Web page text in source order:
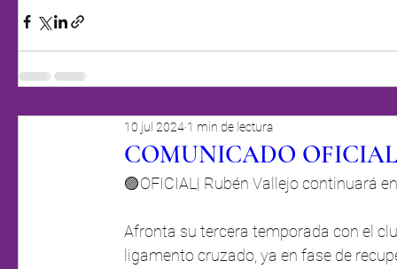
COMUNICADO OFICIAL
10 jul 2024 1 min de lectura
🟣OFICIAL| Rubén Vallejo continuará
Afronta su tercera temporada con el
ligamento cruzado, ya en fase de